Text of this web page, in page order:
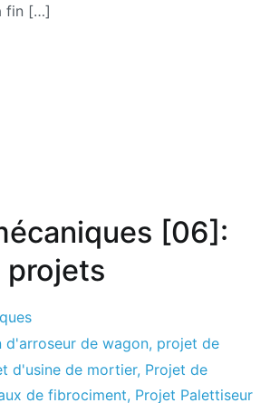
pour
fin […]
[06]:
projets
d'arroseur de wagon, projet de
d'usine de mortier, Projet de
de fibrociment, Projet Palettiseur